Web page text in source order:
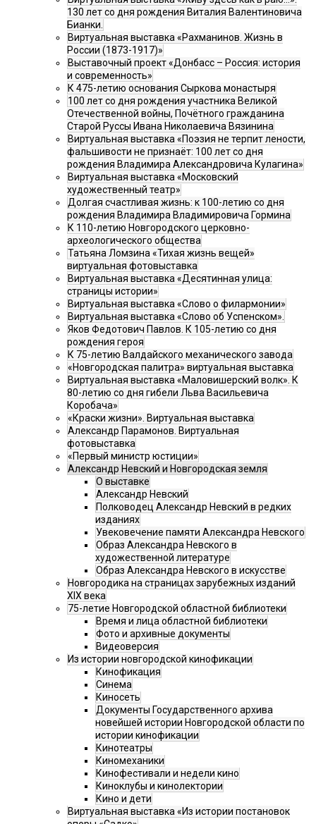
130 лет со дня рождения Виталия Валентиновича
Бианки.
Виртуальная выставка «Рахманинов. Жизнь в
России (1873-1917)»
Выставочный проект «Донбасс – Россия: история
и современность»
К 475-летию основания Сыркова монастыря
100 лет со дня рождения участника Великой
Отечественной войны, Почётного гражданина
Старой Руссы Ивана Николаевича Вязинина
Виртуальная выставка «Поэзия не терпит лености,
фальшивости не признаёт: 100 лет со дня
рождения Владимира Александровича Кулагина»
Виртуальная выставка «Московский
художественный театр»
Долгая счастливая жизнь: к 100-летию со дня
рождения Владимира Владимировича Гормина
К 110-летию Новгородского церковно-
археологического общества
Татьяна Ломзина «Тихая жизнь вещей»
виртуальная фотовыставка
Виртуальная выставка «Десятинная улица:
страницы истории»
Виртуальная выставка «Слово о филармонии»
Виртуальная выставка «Слово об Успенском».
Яков Федотович Павлов. К 105-летию со дня
рождения героя
К 75-летию Валдайского механического завода
«Новгородская палитра» виртуальная выставка
Виртуальная выставка «Маловишерский волк». К
80-летию со дня гибели Льва Васильевича
Коробача»
«Краски жизни». Виртуальная выставка
Александр Парамонов. Виртуальная
фотовыставка
«Первый министр юстиции»
Александр Невский и Новгородская земля
О выставке
Александр Невский
Полководец Александр Невский в редких
изданиях
Увековечение памяти Александра Невского
Образ Александра Невского в
художественной литературе
Образ Александра Невского в искусстве
Новгородика на страницах зарубежных изданий
XIX века
75-летие Новгородской областной библиотеки
Время и лица областной библиотеки
Фото и архивные документы
Видеоверсия
Из истории новгородской кинофикации
Кинофикация
Синема
Киносеть
Документы Государственного архива
новейшей истории Новгородской области по
истории кинофикации
Кинотеатры
Киномеханики
Кинофестивали и недели кино
Киноклубы и кинолектории
Кино и дети
Виртуальная выставка «Из истории постановок